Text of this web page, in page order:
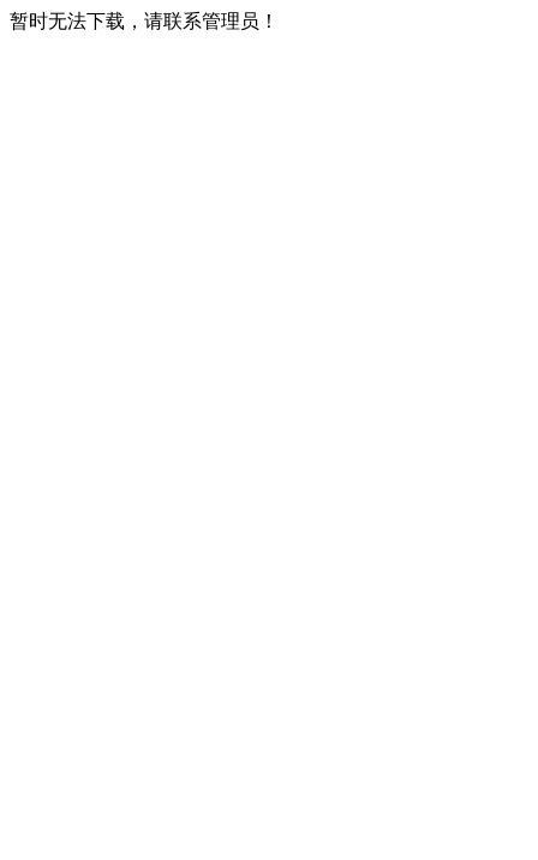
暂时无法下载，请联系管理员！